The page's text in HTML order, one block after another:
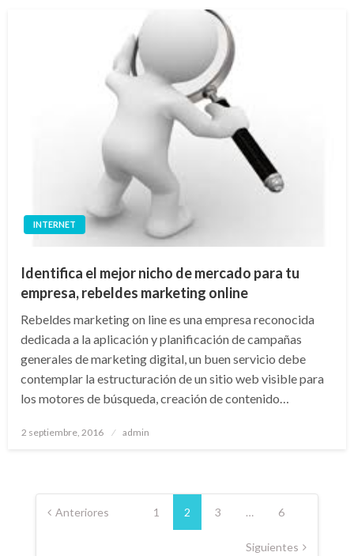
INTERNET
Identifica el mejor nicho de mercado para tu
empresa, rebeldes marketing online
Rebeldes marketing on line es una empresa reconocida
dedicada a la aplicación y planificación de campañas
generales de marketing digital, un buen servicio debe
contemplar la estructuración de un sitio web visible para
los motores de búsqueda, creación de contenido…
Publicado
2 septiembre, 2016 admin
Paginación
de Anteriores 1 2 3 … 6
Siguientes